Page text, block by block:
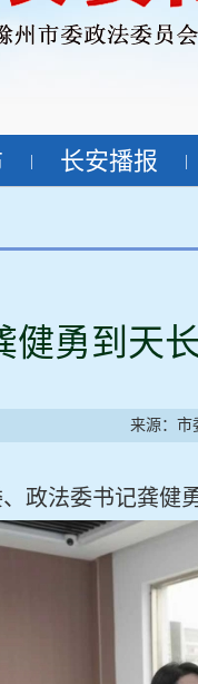
长安播报
健勇到天
来源：市
政法委书记龚健